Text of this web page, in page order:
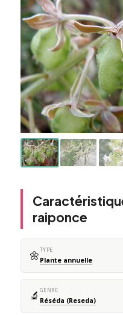
raiponce
🌼TYPE
Plante annuelle
🔬 GENRE
Réséda (Reseda)